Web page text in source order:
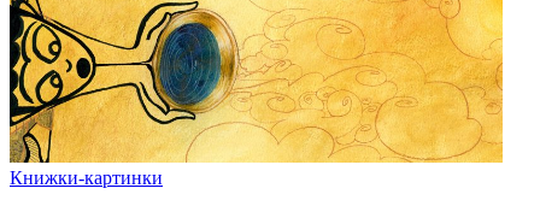
Книжки-картинки